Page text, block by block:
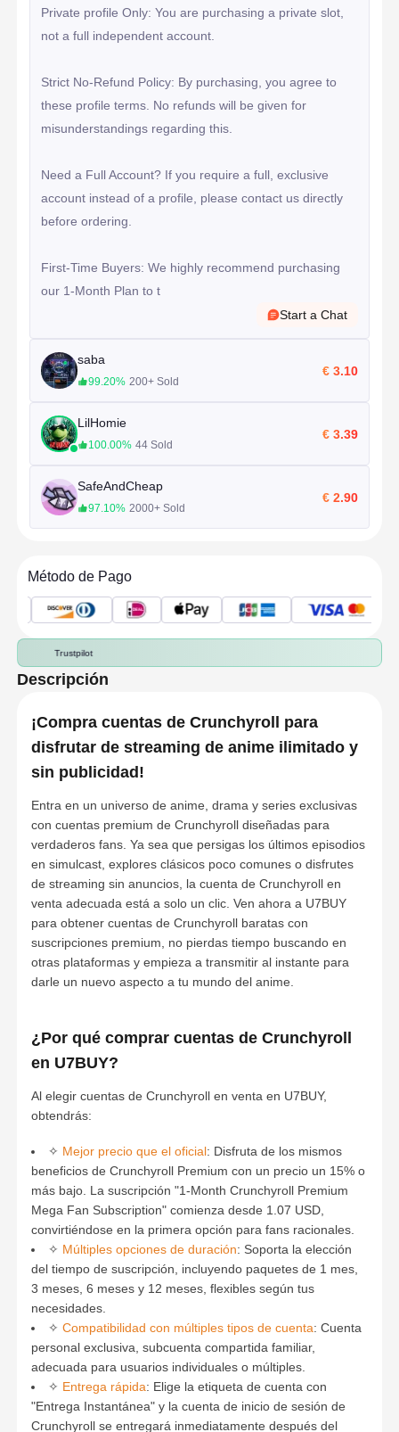
Private profile Only: You are purchasing a private slot,
not a full independent account.
Strict No-Refund Policy: By purchasing, you agree to
these profile terms. No refunds will be given for
misunderstandings regarding this.
Need a Full Account? If you require a full, exclusive
account instead of a profile, please contact us directly
before ordering.
First-Time Buyers: We highly recommend purchasing
our 1-Month Plan to t
Start a Chat
saba
99.20% 200+ Sold
€ 3.10
LilHomie
100.00% 44 Sold
€ 3.39
SafeAndCheap
97.10% 2000+ Sold
€ 2.90
Método de Pago
Trustpilot
Descripción
¡Compra cuentas de Crunchyroll para
disfrutar de streaming de anime ilimitado y
sin publicidad!
Entra en un universo de anime, drama y series exclusivas
con cuentas premium de Crunchyroll diseñadas para
verdaderos fans. Ya sea que persigas los últimos episodios
en simulcast, explores clásicos poco comunes o disfrutes
de streaming sin anuncios, la cuenta de Crunchyroll en
venta adecuada está a solo un clic. Ven ahora a U7BUY
para obtener cuentas de Crunchyroll baratascon
suscripciones premium, no pierdas tiempo buscando en
otras plataformas y empieza a transmitir al instante para
darle un nuevo aspecto a tu mundo del anime.
¿Por qué comprar cuentas de Crunchyroll
en U7BUY?
Al elegir cuentas de Crunchyroll en venta en U7BUY,
obtendrás:
✧ Mejor precio que el oficial: Disfruta de los mismos
beneficios de Crunchyroll Premium con un precio un 15% o
más bajo. La suscripción "1-Month Crunchyroll Premium
Mega Fan Subscription" comienza desde 1.07 USD,
convirtiéndose en la primera opción para fans racionales.
✧ Múltiples opciones de duración: Soporta la elección
del tiempo de suscripción, incluyendo paquetes de 1 mes,
3 meses, 6 meses y 12 meses, flexibles según tus
necesidades.
✧ Compatibilidad con múltiples tipos de cuenta: Cuenta
personal exclusiva, subcuenta compartida familiar,
adecuada para usuarios individuales o múltiples.
✧ Entrega rápida: Elige la etiqueta de cuenta con
"Entrega Instantánea" y la cuenta de inicio de sesión de
Crunchyroll se entregará inmediatamente después del